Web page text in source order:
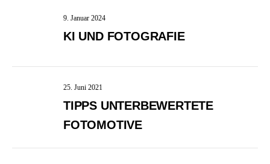
9. Januar 2024
KI UND FOTOGRAFIE
25. Juni 2021
TIPPS UNTERBEWERTETE
FOTOMOTIVE